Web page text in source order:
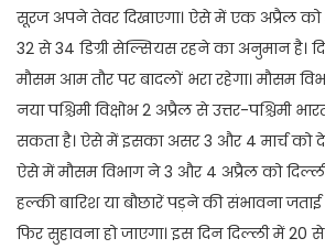
सूरज अपने तेवर दिखाएगा। ऐसे में एक अप्रैल को
32 से 34 डिग्री सेल्सियस रहने का अनुमान है।
मौसम आम तौर पर बादलों भरा रहेगा। मौसम
नया पश्चिमी विक्षोभ 2 अप्रैल से उत्तर-पश्चिमी
सकता है। ऐसे में इसका असर 3 और 4 मार्च को
ऐसे में मौसम विभाग ने 3 और 4 अप्रैल को
हल्की बारिश या बौछारें पड़ने की संभावना
फिर सुहावना हो जाएगा। इस दिन दिल्ली में 20 से